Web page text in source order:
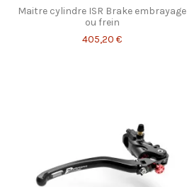
Maitre cylindre ISR Brake embrayage
ou frein
405,20 €